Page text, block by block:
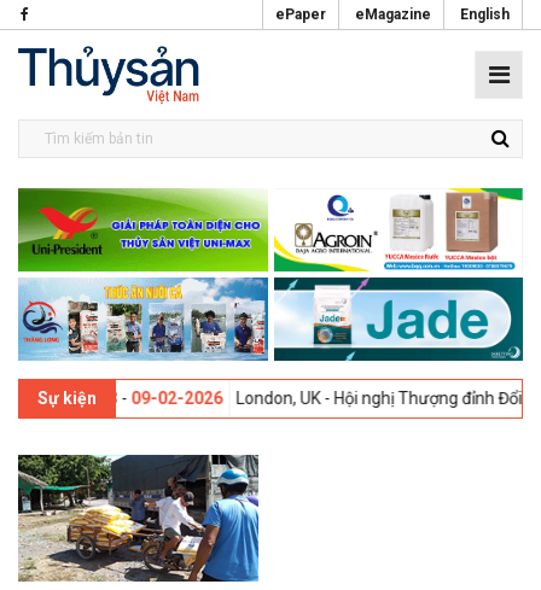
ePaper eMagazine English
Sự kiện
lần thứ 13 - 09-02-2026 London, UK - Hội nghị Thượng đỉnh Đổi